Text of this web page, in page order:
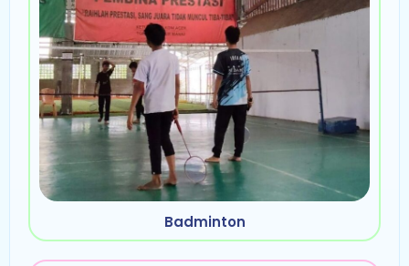
Badminton